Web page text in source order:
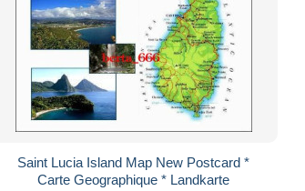
Saint Lucia Island Map New Postcard *
Carte Geographique * Landkarte